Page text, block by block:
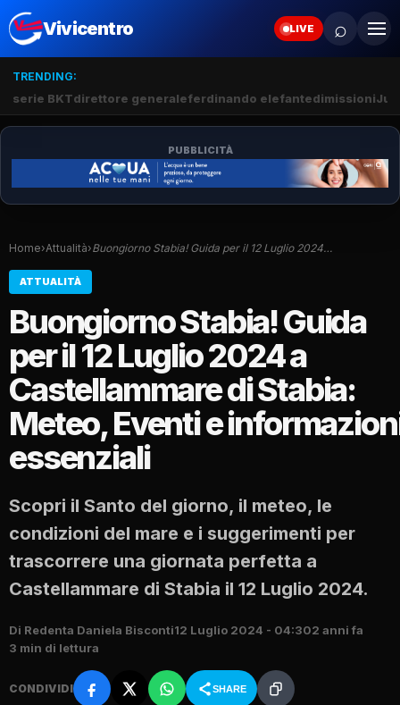
Vivicentro LIVE ⌕
TRENDING:
serie BKTdirettore generaleferdinando elefantedimissioni
PUBBLICITÀ
Home›Attualità›Buongiorno Stabia! Guida per il 12 Luglio 2024…
ATTUALITÀ
Buongiorno Stabia! Guida
per il 12 Luglio 2024 a
Castellammare di Stabia:
Meteo, Eventi e
essenziali
Scopri il Santo del giorno, il meteo, le
condizioni del mare e i suggerimenti per
trascorrere una giornata perfetta a
Castellammare di Stabia il 12 Luglio 2024.
Di Redenta Daniela Bisconti12 Luglio 2024 - 04:302 anni fa
3 min di lettura
CONDIVIDI SHARE